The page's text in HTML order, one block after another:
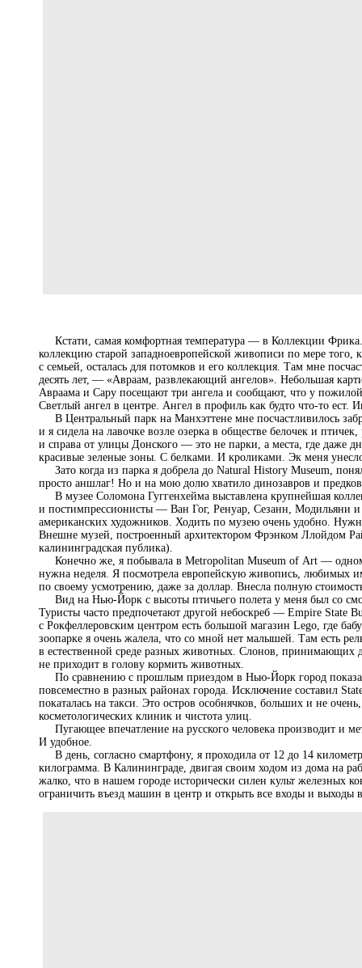
Кстати, самая комфортная температура — в Коллекции
коллекцию старой западноевропейской живописи по мере того,
с семьей, осталась для потомков и его коллекция. Там мне
десять лет, — «Авраам, развлекающий ангелов». Небольшая
Авраама и Сару посещают три ангела и сообщают, что у
Светлый ангел в центре. Ангел в профиль как будто что-то ест.
В Центральный парк на Манхэттене мне посчастливилось
и я сидела на лавочке возле озерка в обществе белочек и
и справа от улицы Донского — это не парки, а места, где даже
красивые зеленые зоны. С белками. И кроликами. Эк меня
Зато когда из парка я добрела до Natural History Museum,
просто аншлаг! Но и на мою долю хватило динозавров и предков
В музее Соломона Гуггенхейма выставлена крупнейшая
и постимпрессионисты — Ван Гог, Ренуар, Сезанн, Модильяни
американских художников. Ходить по музею очень удобно.
Внешне музей, построенный архитектором Фрэнком Ллойдом
калининградская публика).
Конечно же, я побывала в Metropolitan Museum of Art —
нужна неделя. Я посмотрела европейскую живопись, любимых
по своему усмотрению, даже за доллар. Внесла полную
Вид на Нью-Йорк с высоты птичьего полета у меня был со
Туристы часто предпочетают другой небоскреб — Empire
с Рокфеллеровским центром есть большой магазин Lego, где
зоопарке я очень жалела, что со мной нет малышей. Там есть
в естественной среде разных животных. Слонов,
не приходит в голову кормить животных.
По сравнению с прошлым приездом в Нью-Йорк город
повсеместно в разных районах города. Исключение составил
покаталась на такси. Это остров особнячков, больших и не
косметологических клиник и чистота улиц.
Пугающее впечатление на русского человека производит и
И удобное.
В день, согласно смартфону, я проходила от 12 до 14
килограмма. В Калининграде, двигая своим ходом из дома на
жалко, что в нашем городе исторически силен культ железных
ограничить въезд машин в центр и открыть все входы и выходы